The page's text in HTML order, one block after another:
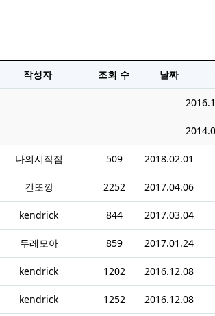
작성자 조회 수 날짜
나의시작점 509 2018.02.01
긴또깡 2252 2017.04.06
kendrick 844 2017.03.04
두레모아 859 2017.01.24
kendrick 1202 2016.12.08
kendrick 1252 2016.12.08